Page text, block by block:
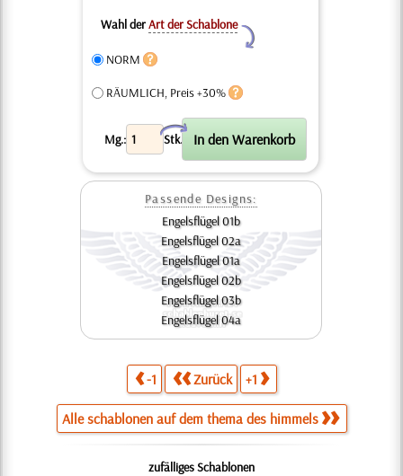
Wahl derArt der Schablone
Y
NORM
RÄUMLICH, Preis +30%
Mg.: Stk.
X
Passende Designs:
Engelsflügel 01b
Engelsflügel 02a
Engelsflügel 01a
Engelsflügel 02b
Engelsflügel 03b
Engelsflügel 04a
-1 Zurück +1
Alle schablonen auf dem thema des himmels
zufälliges Schablonen